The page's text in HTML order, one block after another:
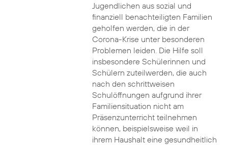
Jugendlichen aus sozial und
finanziell benachteiligten Familien
geholfen werden, die in der
Corona-Krise unter besonderen
Problemen leiden. Die Hilfe soll
insbesondere Schülerinnen und
Schülern zuteilwerden, die auch
nach den schrittweisen
Schulöffnungen aufgrund ihrer
Familiensituation nicht am
Präsenzunterricht teilnehmen
können, beispielsweise weil in
ihrem Haushalt eine gesundheitlich